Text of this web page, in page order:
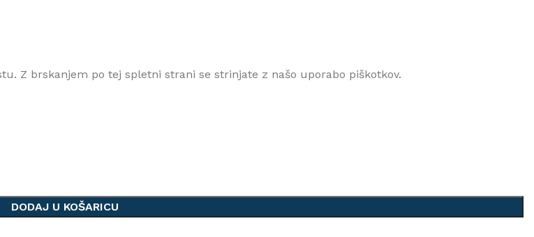
Z brskanjem po tej spletni strani se strinjate z našo uporabo piškotkov.
DODAJ U KOŠARICU